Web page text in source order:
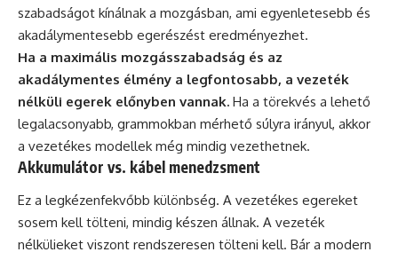
szabadságot kínálnak a mozgásban, ami egyenletesebb és
akadálymentesebb egerészést eredményezhet.
Ha a maximális mozgásszabadság és az
akadálymentes élmény a legfontosabb, a vezeték
nélküli egerek előnyben vannak. Ha a törekvés a lehető
legalacsonyabb, grammokban mérhető súlyra irányul, akkor
a vezetékes modellek még mindig vezethetnek.
Akkumulátor vs. kábel menedzsment
Ez a legkézenfekvőbb különbség. A vezetékes egereket
sosem kell tölteni, mindig készen állnak. A vezeték
nélkülieket viszont rendszeresen tölteni kell. Bár a modern